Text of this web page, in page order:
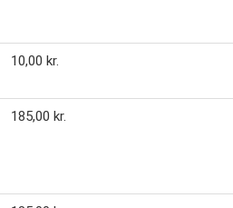
10,00 kr.
185,00 kr.